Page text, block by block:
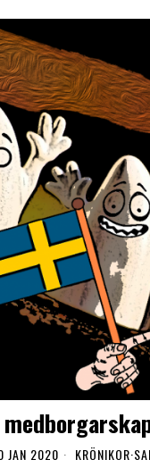
JAN 2020 KRÖNIKOR·